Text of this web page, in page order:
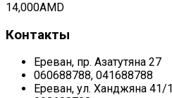
14,000AMD
Контакты
Ереван, пр. Азатутяна 27
060688788, 041688788
Ереван, ул. Ханджяна 41/1